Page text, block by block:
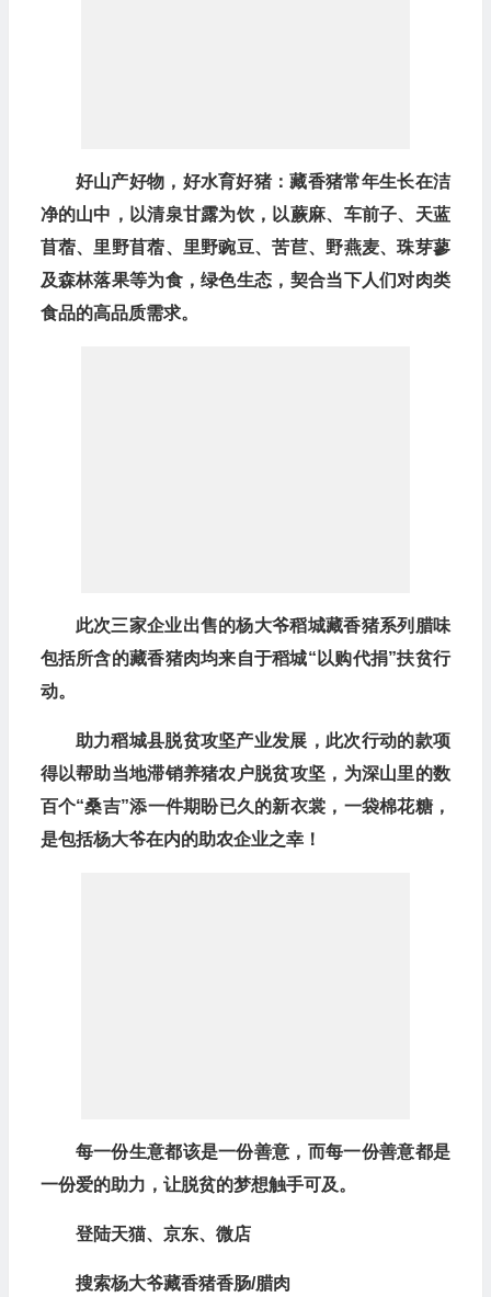
好山产好物，好水育好猪：藏香猪常年生长在洁
净的山中，以清泉甘露为饮，以蕨麻、车前子、天蓝
苜蓿、里野苜蓿、里野豌豆、苦苣、野燕麦、珠芽蓼
及森林落果等为食，绿色生态，契合当下人们对肉类
食品的高品质需求。
此次三家企业出售的杨大爷稻城藏香猪系列腊味
包括所含的藏香猪肉均来自于稻城“以购代捐”扶贫行
动。
助力稻城县脱贫攻坚产业发展，此次行动的款项
得以帮助当地滞销养猪农户脱贫攻坚，为深山里的数
百个“桑吉”添一件期盼已久的新衣裳，一袋棉花糖，
是包括杨大爷在内的助农企业之幸！
每一份生意都该是一份善意，而每一份善意都是
一份爱的助力，让脱贫的梦想触手可及。
登陆天猫、京东、微店
搜索杨大爷藏香猪香肠/腊肉